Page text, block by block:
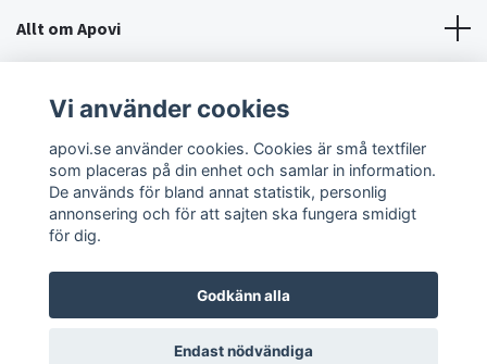
Allt om Apovi
Sociala medier
© 2026 Apovi
Vi använder cookies
apovi.se använder cookies. Cookies är små textfiler
som placeras på din enhet och samlar in information.
De används för bland annat statistik, personlig
annonsering och för att sajten ska fungera smidigt
för dig.
Godkänn alla
Endast nödvändiga